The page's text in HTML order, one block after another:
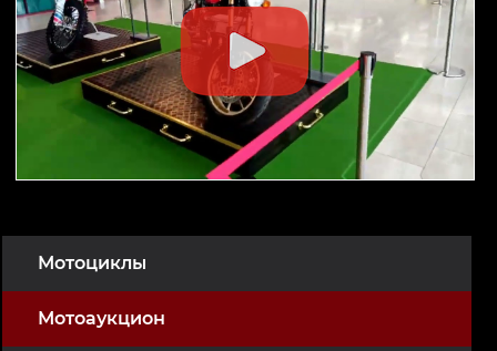
Мотоциклы
Мотоаукцион